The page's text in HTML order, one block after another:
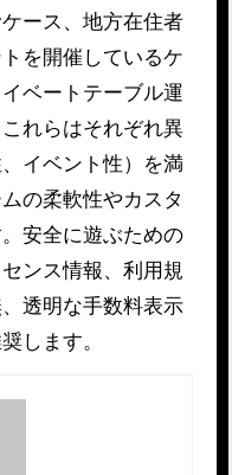
ース、地方在住者
を開催しているケ
ベートテーブル運
れらはそれぞれ異
イベント性）を満
の柔軟性やカスタ
安全に遊ぶための
ンス情報、利用規
透明な手数料表示
します。